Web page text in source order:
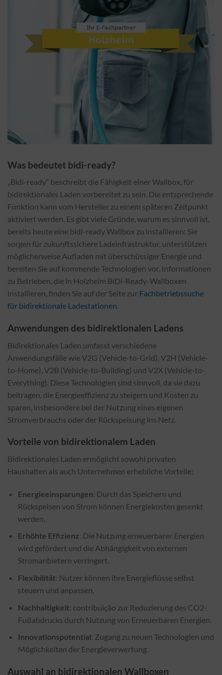
Was bedeutet bidi-ready?
„Bidi-ready“ beschreibt die Fähigkeit einer Wallbox, für
bidirektionales Laden vorbereitet zu sein. Die entsprechende
Funktion kann vom Hersteller zu einem späteren Zeitpunkt
aktiviert werden. Es gibt viele Gründe, warum es sinnvoll ist,
bereits heute eine bidi-ready Wallbox zu installieren: Sie
sorgen für zukunftssichere Ladeinfrastruktur, unterstützen
möglicherweise Aufladen mit überschüssiger Energie und
bereiten Sie auf kommende Technologien vor. Informationen
zu Betrieben, die in Holzheim BiDi-Ready-Wallboxen
installieren, finden Sie auf der Seite zur Fachbetriebssuche
für bidirektionale Ladestationen.
Anwendungen des bidirektionalen Ladens
Bidirektionales Laden umfasst verschiedene
Anwendungsfälle wie V2G (Vehicle-to-Grid), V2H (Vehicle-
to-Home), V2B (Vehicle-to-Building) und V2X (Vehicle-to-
Everything). Diese Technologien sind sinnvoll, da sie dazu
beitragen, die Energieeffizienz zu steigern und Kosten zu
sparen, insbesondere bei der Nutzung eines eigenen
Stromverbrauchs oder der Rückspeisung ins Netz.
Vorteile von bidirektionalem Laden
Bidirektionales Laden ermöglicht sowohl privaten
Haushalten als auch Unternehmen erhebliche Vorteile:
Energieeinsparungen: Durch das Speichern und
Rückspeisen von Strom können Energiekosten gesenkt
werden.
Erhöhte Effizienz: Die Nutzung erneuerbarer Energien
wird gefördert und die Abhängigkeit von externen
Stromanbietern verringert.
Flexibilität: Nutzer können ihre Energieflüsse selbst
steuern und anpassen.
Nachhaltigkeit: contribuição zur Reduzierung des CO2-
Fußabdrucks durch Nutzung von Erneuerbaren Energien.
Innovationspotential: Zugang zu neuen Technologien und
Möglichkeiten der Energieverwertung.
Auswahl an bidirektionalen Wallboxen